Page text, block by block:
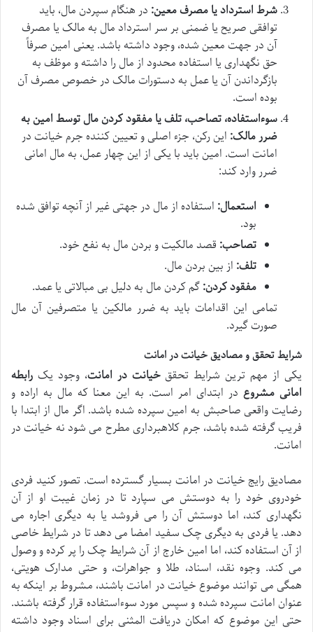
شرط استرداد یا مصرف معین: در هنگام سپردن مال، باید
توافقی صریح یا ضمنی بر سر استرداد مال به مالک یا مصرف
آن در جهت معین شده، وجود داشته باشد. یعنی امین صرفاً
حق نگهداری یا استفاده محدود از مال را داشته و موظف به
بازگرداندن آن یا عمل به دستورات مالک در خصوص مصرف آن
بوده است.
سوءاستفاده، تصاحب، تلف یا مفقود کردن مال توسط امین به
ضرر مالک: این رکن، جزء اصلی و تعیین کننده جرم خیانت در
امانت است. امین باید با یکی از این چهار عمل، به مال امانی
ضرر وارد کند:
استعمال: استفاده از مال در جهتی غیر از آنچه توافق شده
بود.
تصاحب: قصد مالکیت و بردن مال به نفع خود.
تلف: از بین بردن مال.
مفقود کردن:گم کردن مال به دلیل بی مبالاتی یا عمد.
تمامی این اقدامات باید به ضرر مالکین یا متصرفین آن مال
صورت گیرد.
شرایط تحقق و مصادیق خیانت در امانت
یکی از مهم ترین شرایط تحققخیانت در امانت، وجود یک رابطه
امانی مشروع در ابتدای امر است. به این معنا که مال به اراده و
رضایت واقعی صاحبش به امین سپرده شده باشد. اگر مال از ابتدا با
فریب گرفته شده باشد، جرم کلاهبرداری مطرح می شود نه خیانت در
امانت.
مصادیق رایج خیانت در امانت بسیار گسترده است. تصور کنید فردی
خودروی خود را به دوستش می سپارد تا در زمان غیبت او از آن
نگهداری کند، اما دوستش آن را می فروشد یا به دیگری اجاره می
دهد. یا فردی به دیگری چک سفید امضا می دهد تا در شرایط خاصی
از آن استفاده کند، اما امین خارج از آن شرایط چک را پر کرده و وصول
می کند. وجوه نقد، اسناد، طلا و جواهرات، و حتی مدارک هویتی،
همگی می توانند موضوع خیانت در امانت باشند، مشروط بر اینکه به
عنوان امانت سپرده شده و سپس مورد سوءاستفاده قرار گرفته باشند.
حتی این موضوع که امکان دریافت المثنی برای اسناد وجود داشته